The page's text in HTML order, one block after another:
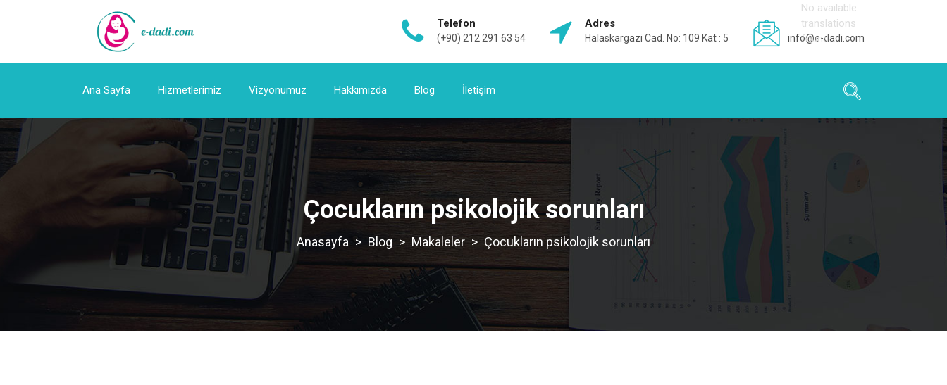
Telefon
(+90) 212 291 63 54
Adres
Halaskargazi Cad. No: 109 Kat : 5 info@e-dadi.com
Ana Sayfa Hizmetlerimiz Vizyonumuz Hakkımızda Blog İletişim
Çocukların psikolojik sorunları
> Blog > Makaleler > Çocukların psikolojik sorunları
No available
translations
found